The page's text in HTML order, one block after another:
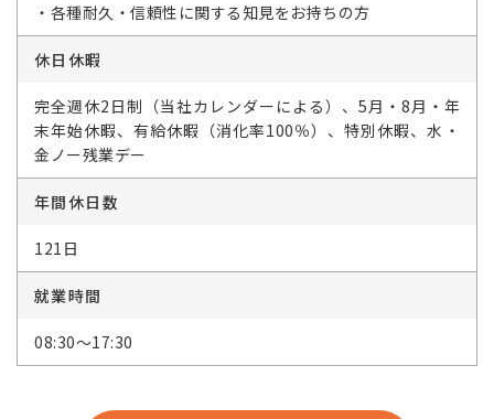
・各種耐久・信頼性に関する知見をお持ちの方
休日休暇
完全週休2日制（当社カレンダーによる）、5月・8月・年
末年始休暇、有給休暇（消化率100％）、特別休暇、水・
金ノー残業デー
年間休日数
121日
就業時間
08:30～17:30